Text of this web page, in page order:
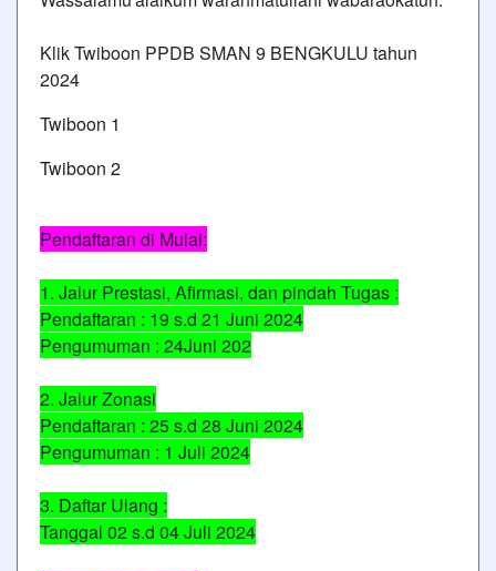
Klik Twiboon PPDB SMAN 9 BENGKULU tahun
2024
Twiboon 1
Twiboon 2
Pendaftaran di Mulai:
1. Jalur Prestasi, Afirmasi, dan pindah Tugas :
Pendaftaran : 19 s.d 21 Juni 2024
Pengumuman : 24Juni 202
2. Jalur Zonasi
Pendaftaran : 25 s.d 28 Juni 2024
Pengumuman : 1 Juli 2024
3. Daftar Ulang :
Tanggal 02 s.d 04 Juli 2024